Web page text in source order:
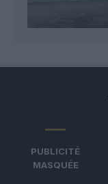
PUBLICITÉ
MASQUÉE